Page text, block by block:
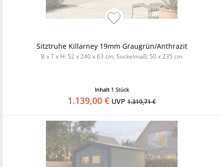
Sitztruhe Killarney 19mm Graugrün/Anthrazit
B x T x H: 52 x 240 x 63 cm, Sockelmaß: 50 x 235 cm
Inhalt 1 Stück
1.139,00 € UVP 1.319,71 €